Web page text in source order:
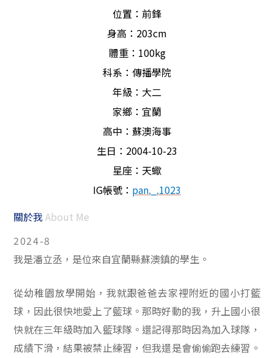
位置：前鋒
身高： 203cm
體重： 100kg
科系：傳播學院
年級：大二
家鄉：宜蘭
高中：蘇澳海事
生日： 2004-10-23
星座：天蠍
IG帳號： pan._.1023
關於我About Me
2024-8
我是潘立丞，是位來自宜蘭縣蘇澳鎮的學生。
從幼稚園放學開始，我就跟爸爸去家裡附近的國小打籃
球，因此很快地愛上了籃球。那時好動的我，升上國小很
快就在三年級時加入籃球隊。還記得那時因為加入球隊，
成績下滑，結果被禁止練習，但我還是會偷偷跑去練習。